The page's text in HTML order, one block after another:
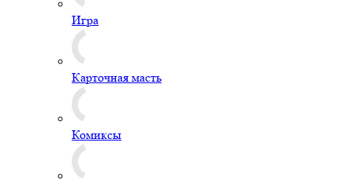
Игра
Карточная масть
Комиксы